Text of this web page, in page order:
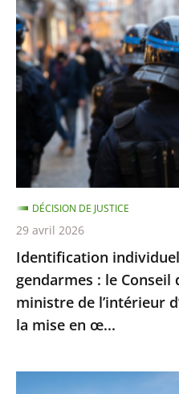
individuelle
des
policiers
et
gendarmes
Conseil
d’État
enjoint
au
ministre
de
l’intérieur
d’achever
fin
Identification
gendarmes : le Conseil
ministre de l’intérieur
la mise en œ...
DÉCISION DE JUSTICE
29 avril 2026